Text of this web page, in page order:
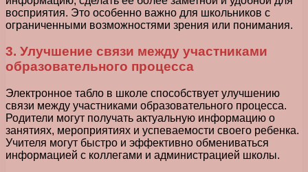
восприятия. Это особенно важно для школьников с
ограниченными возможностями зрения или понимания.
3. Улучшение связи между участниками
образовательного процесса
Электронное табло в школе способствует улучшению
связи между участниками образовательного процесса.
Родители могут получать актуальную информацию о
занятиях, мероприятиях и успеваемости своего ребенка.
Учителя могут быстро и эффективно обмениваться
информацией с коллегами и администрацией школы.